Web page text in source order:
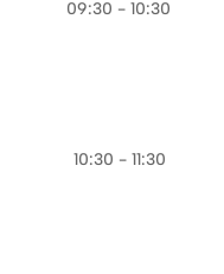
09:30 - 10:30
10:30 - 11:30